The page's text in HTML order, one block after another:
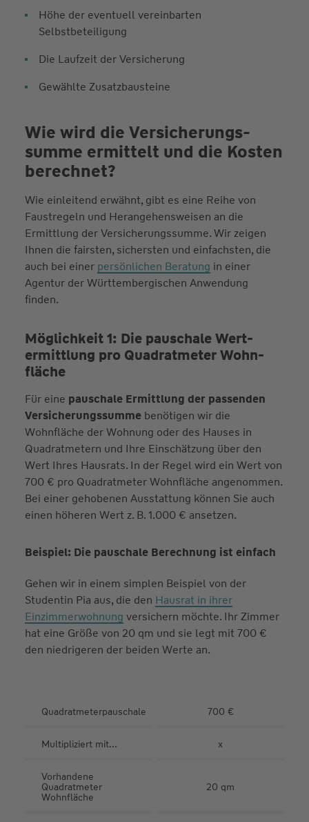
Höhe der eventuell vereinbarten
Selbstbeteiligung
Die Laufzeit der Versicherung
Gewählte Zusatzbausteine
Wie wird die Versicherungs­
summe ermittelt und die Kosten
berechnet?
Wie einleitend erwähnt, gibt es eine Reihe von
Faustregeln und Herangehensweisen an die
Ermittlung der Versicherungssumme. Wir zeigen
Ihnen die fairsten, sichersten und einfachsten, die
auch bei einer persönlichen Beratung in einer
Agentur der Württembergischen Anwendung
finden.
Möglichkeit 1: Die pauschale Wert­
ermittlung pro Quadrat­meter Wohn­
fläche
Für eine pauschale Ermittlung der passenden
Versicherungssummebenötigen wir die
Wohnfläche der Wohnung oder des Hauses in
Quadratmetern und Ihre Einschätzung über den
Wert Ihres Hausrats. In der Regel wird ein Wert von
700 € pro Quadratmeter Wohnfläche angenommen.
Bei einer gehobenen Ausstattung können Sie auch
einen höheren Wert z. B. 1.000 € ansetzen.
Beispiel: Die pauschale Berechnung ist einfach
Gehen wir in einem simplen Beispiel von der
Studentin Pia aus, die den Hausrat in ihrer
Einzimmerwohnung versichern möchte. Ihr Zimmer
hat eine Größe von 20 qm und sie legt mit 700 €
den niedrigeren der beiden Werte an.
Quadratmeterpauschale 700 €
Multipliziert mit... x
Vorhandene
Quadratmeter
Wohnfläche
20 qm